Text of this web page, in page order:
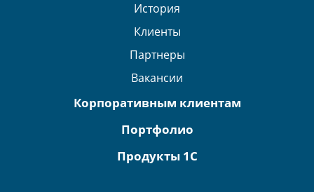
История
Клиенты
Партнеры
Вакансии
Корпоративным клиентам
Портфолио
Продукты 1С